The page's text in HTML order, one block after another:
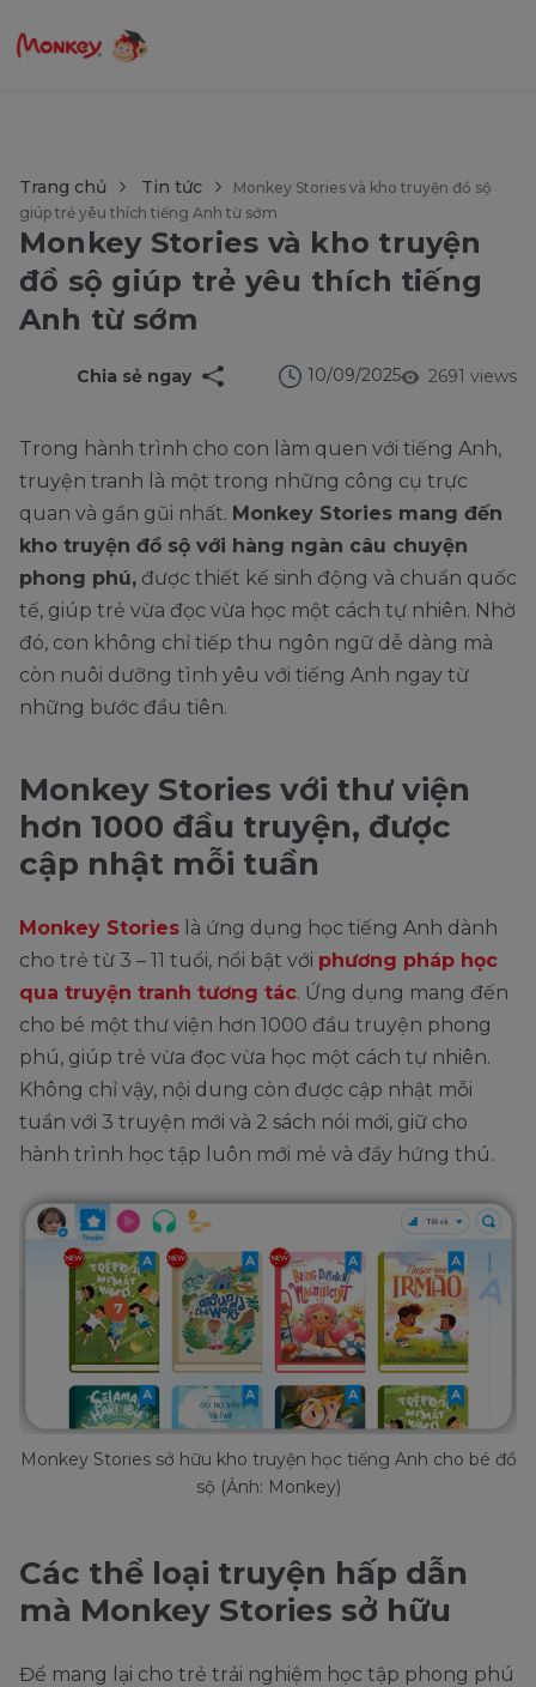
Trang chủ Tin tức
Monkey Stories và kho truyện đồ sộ
giúp trẻ yêu thích tiếng Anh từ sớm
Monkey Stories và kho truyện
đồ sộ giúp trẻ yêu thích tiếng
Anh từ sớm
2691 views
10/09/2025
Chia sẻ ngay
Trong hành trình cho con làm quen với tiếng Anh,
truyện tranh là một trong những công cụ trực
quan và gần gũi nhất. Monkey Stories mang đến
kho truyện đồ sộ với hàng ngàn câu chuyện
phong phú, được thiết kế sinh động và chuẩn quốc
tế, giúp trẻ vừa đọc vừa học một cách tự nhiên. Nhờ
đó, con không chỉ tiếp thu ngôn ngữ dễ dàng mà
còn nuôi dưỡng tình yêu với tiếng Anh ngay từ
những bước đầu tiên.
Monkey Stories với thư viện
hơn 1000 đầu truyện, được
cập nhật mỗi tuần
Monkey Stories là ứng dụng học tiếng Anh dành
cho trẻ từ 3 – 11 tuổi, nổi bật với phương pháp học
qua truyện tranh tương tác. Ứng dụng mang đến
cho bé một thư viện hơn 1000 đầu truyện phong
phú, giúp trẻ vừa đọc vừa học một cách tự nhiên.
Không chỉ vậy, nội dung còn được cập nhật mỗi
tuần với 3 truyện mới và 2 sách nói mới, giữ cho
hành trình học tập luôn mới mẻ và đầy hứng thú.
Monkey Stories sở hữu kho truyện học tiếng Anh cho bé đồ
sộ (Ảnh: Monkey)
Các thể loại truyện hấp dẫn
mà Monkey Stories sở hữu
Để mang lại cho trẻ trải nghiệm học tập phong phú